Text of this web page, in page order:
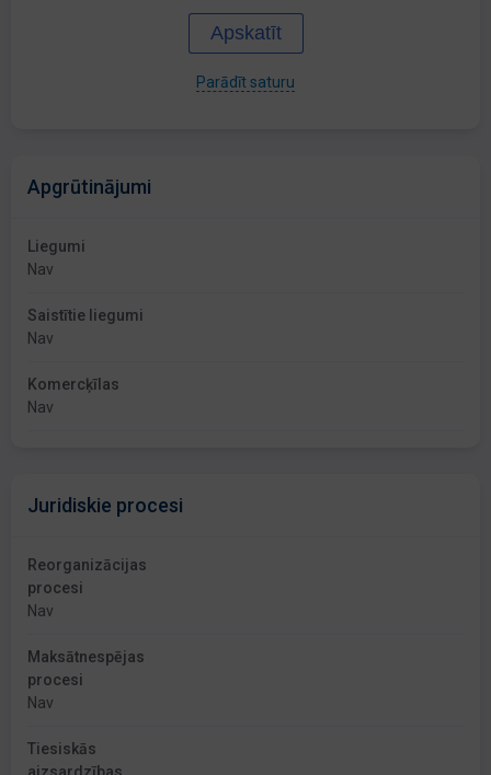
Apskatīt
Parādīt saturu
Apgrūtinājumi
Liegumi
Nav
Saistītie liegumi
Nav
Komercķīlas
Nav
Juridiskie procesi
Reorganizācijas
procesi
Nav
Maksātnespējas
procesi
Nav
Tiesiskās